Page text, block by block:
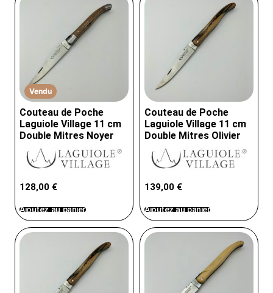
Vendu
Couteau de Poche
Laguiole Village 11 cm
Double Mitres Noyer
128,00 €
Ajoutez au panier
Couteau de Poche
Laguiole Village 11 cm
Double Mitres Olivier
139,00 €
Ajoutez au panier